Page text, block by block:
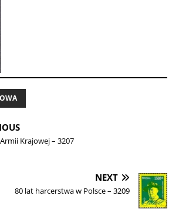
Krajowej – 3207
NEXT
80 lat harcerstwa w Polsce – 3209